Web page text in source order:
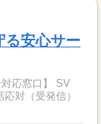
る安心サー
対応窓口】 SV